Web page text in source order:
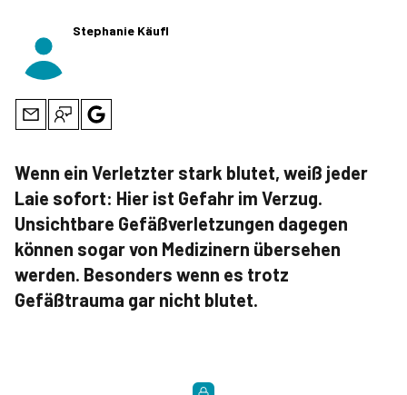
Stephanie Käufl
Wenn ein Verletzter stark blutet, weiß jeder
Laie sofort: Hier ist Gefahr im Verzug.
Unsichtbare Gefäßverletzungen dagegen
können sogar von Medizinern übersehen
werden. Besonders wenn es trotz
Gefäßtrauma gar nicht blutet.